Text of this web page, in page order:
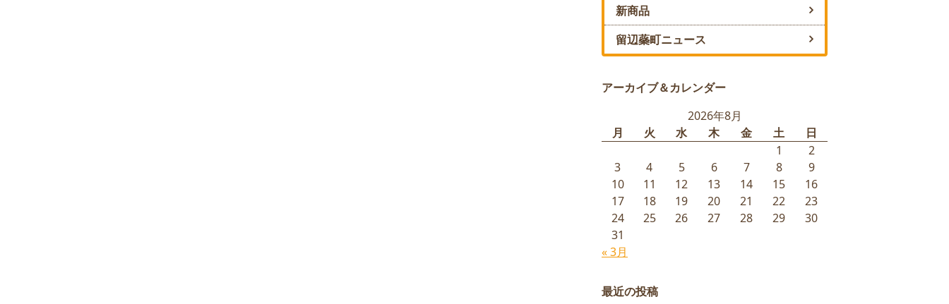
新商品
留辺蘂町ニュース
アーカイブ＆カレンダー
2026年8月
月
火 水 木 金 土
日
1
2
3
4 5 6 7 8
9
10
11 12 13 14 15
16
17
18 19 20 21 22
23
24
25 26 27 28 29
30
31
« 3月
最近の投稿